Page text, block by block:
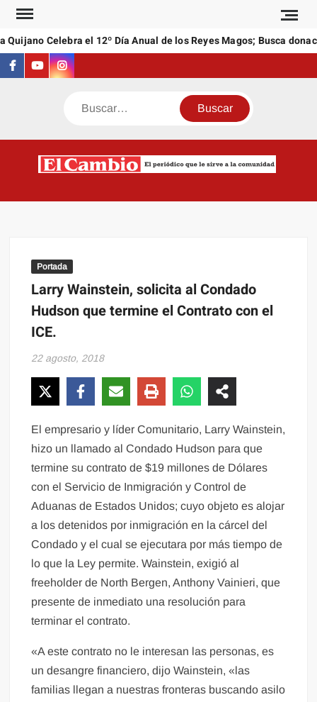
Saltar
contenidoCelebra el 12º Día Anual de los Reyes Magos; Busca
Facebook
YoutubeInstagram
Buscar
Portada
Larry Wainstein, solicita al Condado
Hudson que termine el Contrato con el
ICE.
22 agosto, 2018
El empresario y líder Comunitario, Larry Wainstein,
hizo un llamado al Condado Hudson para que
termine su contrato de $19 millones de Dólares
con el Servicio de Inmigración y Control de
Aduanas de Estados Unidos; cuyo objeto es alojar
a los detenidos por inmigración en la cárcel del
Condado y el cual se ejecutara por más tiempo de
lo que la Ley permite. Wainstein, exigió al
freeholder de North Bergen, Anthony Vainieri, que
presente de inmediato una resolución para
terminar el contrato.
«A este contrato no le interesan las personas, es
un desangre financiero, dijo Wainstein, «las
familias llegan a nuestras fronteras buscando asilo